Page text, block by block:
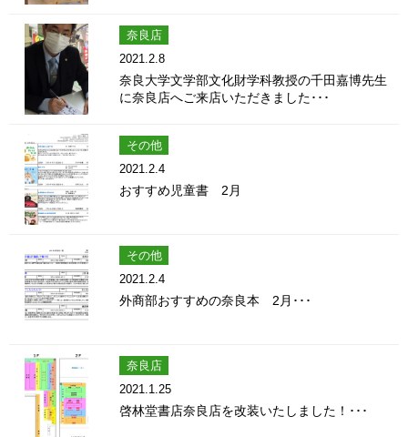
奈良店
2021.2.8
奈良大学文学部文化財学科教授の千田嘉博先生
に奈良店へご来店いただきました･･･
その他
2021.2.4
おすすめ児童書 2月
その他
2021.2.4
外商部おすすめの奈良本 2月･･･
奈良店
2021.1.25
啓林堂書店奈良店を改装いたしました！･･･